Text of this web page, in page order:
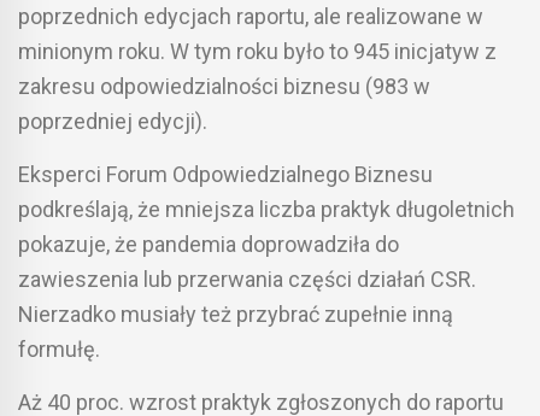
poprzednich edycjach raportu, ale realizowane w
minionym roku. W tym roku było to 945 inicjatyw z
zakresu odpowiedzialności biznesu (983 w
poprzedniej edycji).
Eksperci Forum Odpowiedzialnego Biznesu
podkreślają, że mniejsza liczba praktyk długoletnich
pokazuje, że pandemia doprowadziła do
zawieszenia lub przerwania części działań CSR.
Nierzadko musiały też przybrać zupełnie inną
formułę.
Aż 40 proc. wzrost praktyk zgłoszonych do raportu